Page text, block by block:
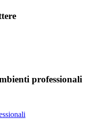
professionali